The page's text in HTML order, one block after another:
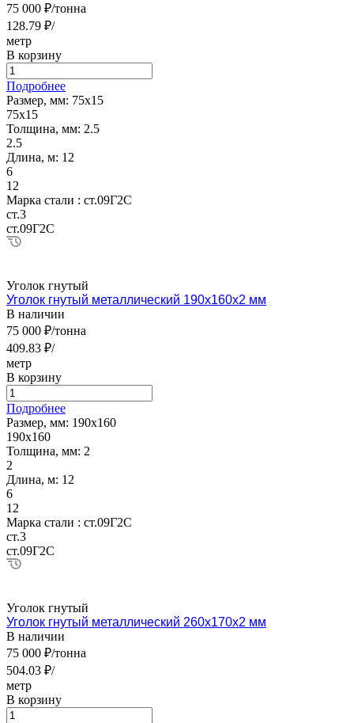
75 000 ₽/тонна
128.79 ₽/
метр
В корзину
Подробнее
Размер, мм: 75х15
75х15
Толщина, мм: 2.5
2.5
Длина, м: 12
6
12
Марка стали : ст.09Г2С
ст.3
ст.09Г2С
Уголок гнутый
Уголок гнутый металлический 190х160х2 мм
В наличии
75 000 ₽/тонна
409.83 ₽/
метр
В корзину
Подробнее
Размер, мм: 190х160
190х160
Толщина, мм: 2
2
Длина, м: 12
6
12
Марка стали : ст.09Г2С
ст.3
ст.09Г2С
Уголок гнутый
Уголок гнутый металлический 260х170х2 мм
В наличии
75 000 ₽/тонна
504.03 ₽/
метр
В корзину